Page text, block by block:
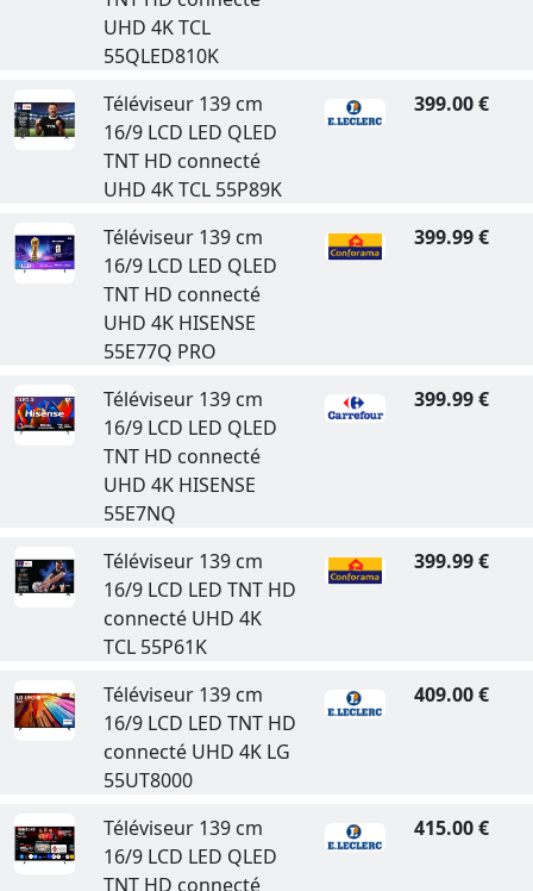
UHD 4K TCL
55QLED810K
Téléviseur 139 cm
16/9 LCD LED QLED
TNT HD connecté
UHD 4K TCL 55P89K
399.00 €
Téléviseur 139 cm
16/9 LCD LED QLED
TNT HD connecté
UHD 4K HISENSE
55E77Q PRO
399.99 €
Téléviseur 139 cm
16/9 LCD LED QLED
TNT HD connecté
UHD 4K HISENSE
55E7NQ
399.99 €
Téléviseur 139 cm
16/9 LCD LED TNT HD
connecté UHD 4K
TCL 55P61K
399.99 €
Téléviseur 139 cm
16/9 LCD LED TNT HD
connecté UHD 4K LG
55UT8000
409.00 €
Téléviseur 139 cm
16/9 LCD LED QLED
TNT HD connecté
415.00 €